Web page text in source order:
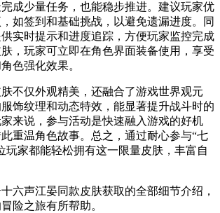
成少量任务，也能稳步推进。建议玩家优
如签到和基础挑战，以避免遗漏进度。同
实时提示和进度追踪，方便玩家监控完成
，玩家可立即在角色界面装备使用，享受
色强化效果。
不仅外观精美，还融合了游戏世界观元
饰纹理和动态特效，能显著提升战斗时的
来说，参与活动是快速融入游戏的好机
重温角色故事。总之，通过耐心参与“七
玩家都能轻松拥有这一限量皮肤，丰富自
六声江晏同款皮肤获取的全部细节介绍，
险之旅有所帮助。